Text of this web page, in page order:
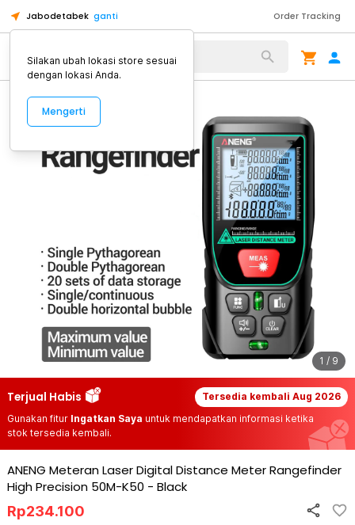
Jabodetabek ganti Order Tracking
Alat Kopi
1 / 9
Terjual Habis Tersedia kembali Aug 2026
Gunakan fitur Ingatkan Saya untuk mendapatkan informasi ketika
stok tersedia kembali.
ANENG Meteran Laser Digital Distance Meter Rangefinder
High Precision 50M-K50 - Black
Rp234.100
Silakan ubah lokasi store sesuai
dengan lokasi Anda.
Mengerti